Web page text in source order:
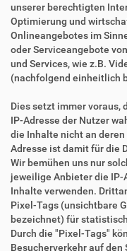
unserer berechtigten
Optimierung und
Onlineangebotes im
oder Serviceangebote
und Services, wie z.B.
(nachfolgend einheitlich
Dies setzt immer voraus,
IP-Adresse der Nutzer
die Inhalte nicht an deren
Adresse ist damit für die
Wir bemühen uns nur
jeweilige Anbieter die
Inhalte verwenden.
Pixel-Tags (unsichtbare
bezeichnet) für
Durch die "Pixel-Tags"
Besucherverkehr auf